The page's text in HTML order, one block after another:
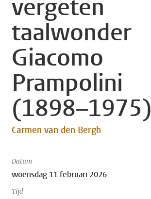
vergeten
taalwonder
Giacomo
Prampolini
(1898–1975)
Carmen van den Bergh
Datum
woensdag 11 februari 2026
Tijd